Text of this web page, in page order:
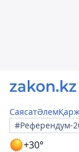
СаясатӘлем
#Референдум-
+30°